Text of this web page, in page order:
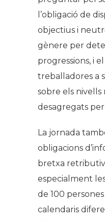
l’obligació de
objectius i
gènere per
progressions, i
treballadores a
sobre els
desagregats per
La jornada
obligacions
bretxa
especialment
de 100
calendaris